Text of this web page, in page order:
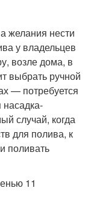
желания нести
у владельцев
возле дома, в
выбрать ручной
— потребуется
случай, когда
для полива, к
поливать